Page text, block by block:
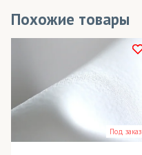
Похожие товары
Под заказ